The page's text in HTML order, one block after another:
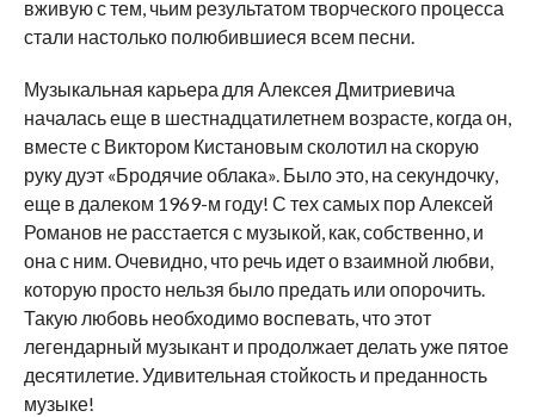
вживую с тем, чьим результатом творческого процесса
стали настолько полюбившиеся всем песни.
Музыкальная карьера для Алексея Дмитриевича
началась еще в шестнадцатилетнем возрасте, когда он,
вместе с Виктором Кистановым сколотил на скорую
руку дуэт «Бродячие облака». Было это, на секундочку,
еще в далеком 1969-м году! С тех самых пор Алексей
Романов не расстается с музыкой, как, собственно, и
она с ним. Очевидно, что речь идет о взаимной любви,
которую просто нельзя было предать или опорочить.
Такую любовь необходимо воспевать, что этот
легендарный музыкант и продолжает делать уже пятое
десятилетие. Удивительная стойкость и преданность
музыке!